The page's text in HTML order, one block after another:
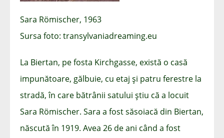
Sara Römischer, 1963
Sursa foto: transylvaniadreaming.eu
La Biertan, pe fosta Kirchgasse, există o casă
impunătoare, gălbuie, cu etaj și patru ferestre la
stradă, în care bătrânii satului știu că a locuit
Sara Römischer. Sara a fost săsoiacă din Biertan,
născută în 1919. Avea 26 de ani când a fost